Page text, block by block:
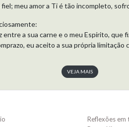
meu amor a Ti é tão incompleto,
a sua carne e o meu Espírito, que
eu aceito a sua própria limitação
VEJA MAIS
Reflexões em